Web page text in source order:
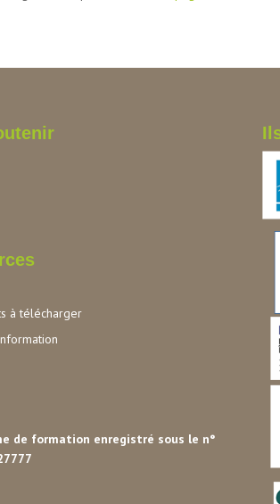
à télécharger
de formation enregistré sous le n°